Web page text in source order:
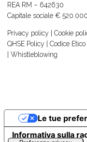
REA RM – 642630
Capitale sociale €
Privacy policy Cookie
QHSE Policy
Codice Etico
Whistleblowing
Informativa sulla
Le tue